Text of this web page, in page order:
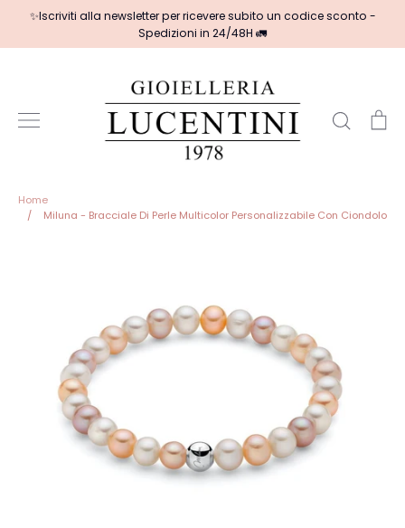
Salta
contenuto
✨Iscriviti alla newsletter per ricevere subito un codice sconto -
Spedizioni in 24/48H 🚛
Cerca
Home
/
Miluna - Bracciale Di Perle Multicolor Personalizzabile Con Ciondolo